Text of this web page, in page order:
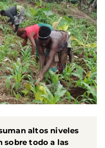
altos niveles
sobre todo a las